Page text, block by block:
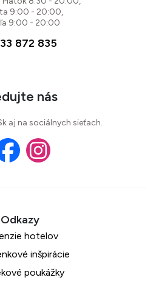
9:00 - 20:00,
9:00 - 20:00
872 835
nás
aj na sociálnych sieťach.
hotelov
inšpirácie
poukážky